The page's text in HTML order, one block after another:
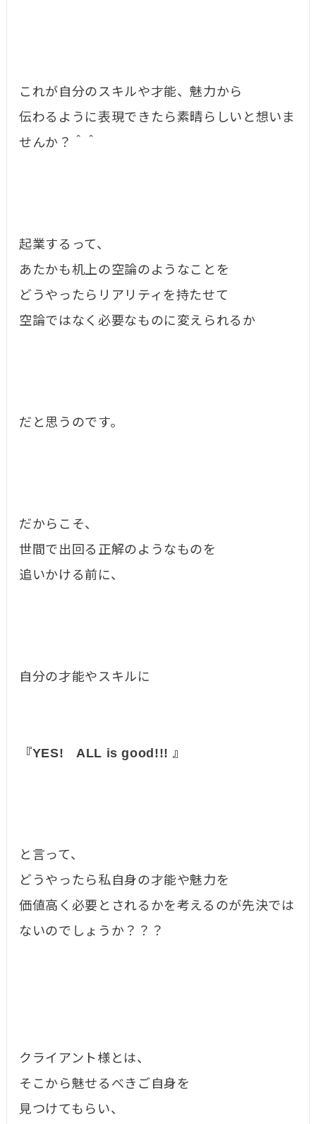
これが自分のスキルや才能、魅力から
伝わるように表現できたら素晴らしいと想いま
せんか？＾＾
起業するって、
あたかも机上の空論のようなことを
どうやったらリアリティを持たせて
空論ではなく必要なものに変えられるか
だと思うのです。
だからこそ、
世間で出回る正解のようなものを
追いかける前に、
自分の才能やスキルに
『YES! ALL is good!!! 』
と言って、
どうやったら私自身の才能や魅力を
価値高く必要とされるかを考えるのが先決では
ないのでしょうか？？？
クライアント様とは、
そこから魅せるべきご自身を
見つけてもらい、